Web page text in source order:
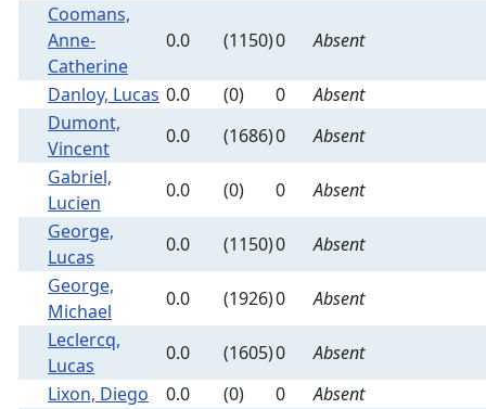
Coomans,
Anne-
Catherine
0.0 (1150)0 Absent
Danloy, Lucas 0.0 (0) 0
Absent
Dumont,
Vincent
0.0 (1686)0
Absent
Gabriel,
Lucien
0.0 (0) 0
Absent
George,
Lucas
0.0 (1150)0
Absent
George,
Michael
0.0 (1926)0
Absent
Leclercq,
Lucas
0.0 (1605)0
Absent
Lixon, Diego
0.0 (0) 0
Absent